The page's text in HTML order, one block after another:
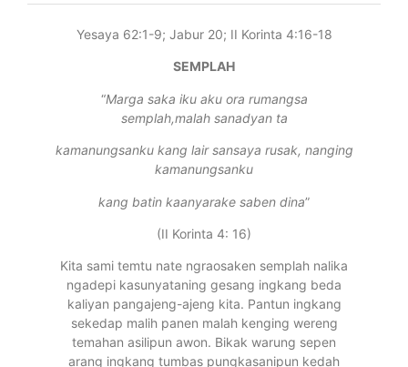
Yesaya 62:1-9; Jabur 20; II Korinta 4:16-18
SEMPLAH
“Marga saka iku aku ora rumangsa
semplah,malah sanadyan ta
kamanungsanku kang lair sansaya rusak, nanging
kamanungsanku
kang batin kaanyarake saben dina”
(II Korinta 4: 16)
Kita sami temtu nate ngraosaken semplah nalika
ngadepi kasunyataning gesang ingkang beda
kaliyan pangajeng-ajeng kita. Pantun ingkang
sekedap malih panen malah kenging wereng
temahan asilipun awon. Bikak warung sepen
arang ingkang tumbas pungkasanipun kedah